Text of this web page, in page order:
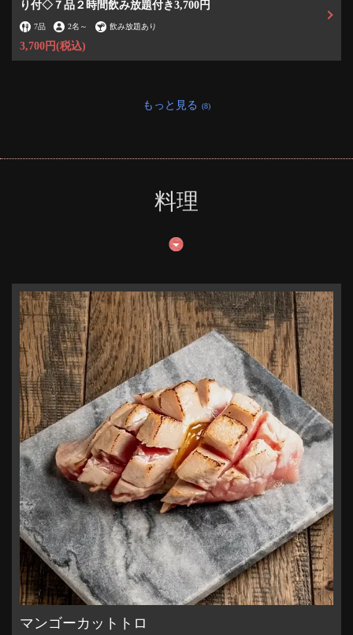
り付◇７品２時間飲み放題付き3,700円
7品 2名 ～ 飲み放題あり
3,700円(税込)
もっと見る (8)
料理
マンゴーカットトロ
この店舗情報をシェアする
東京都台東区上野３-21-7 福寿ビル1F
お店情報をコピー
閉じる